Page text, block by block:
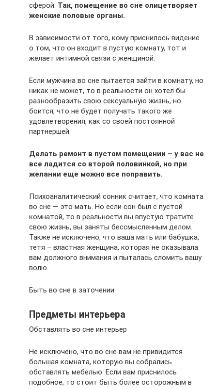
сферой. Так, помещение во сне олицетворяет
женские половые органы.
В зависимости от того, кому приснилось видение
о том, что он входит в пустую комнату, тот и
желает интимной связи с женщиной.
Если мужчина во сне пытается зайти в комнату, но
никак не может, то в реальности он хотел бы
разнообразить свою сексуальную жизнь, но
боится, что не будет получать такого же
удовлетворения, как со своей постоянной
партнершей.
Делать ремонт в пустом помещении – у вас не
все ладится со второй половинкой, но при
желании еще можно все поправить.
Психоаналитический сонник считает, что комната
во сне — это мать. Но если сон был с пустой
комнатой, то в реальности вы впустую тратите
свою жизнь, вы заняты бессмысленным делом.
Также не исключено, что ваша мать или бабушка,
тетя – властная женщина, которая не оказывала
вам должного внимания и пыталась сломить вашу
волю.
Быть во сне в заточении
Предметы интерьера
Обставлять во сне интерьер
Не исключено, что во сне вам не привидится
большая комната, которую вы собрались
обставлять мебелью. Если вам приснилось
подобное, то стоит быть более осторожным в